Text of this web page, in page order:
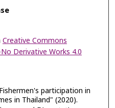
Creative Commons
Derivative Works 4.0
participation in
in Thailand" (2020).